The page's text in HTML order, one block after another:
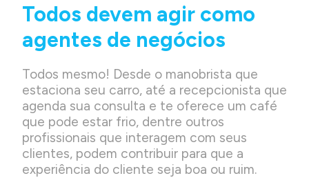
Todos devem agir como
agentes de negócios
Todos mesmo! Desde o manobrista que
estaciona seu carro, até a recepcionista que
agenda sua consulta e te oferece um café
que pode estar frio, dentre outros
profissionais que interagem com seus
clientes, podem contribuir para que a
experiência do cliente seja boa ou ruim.